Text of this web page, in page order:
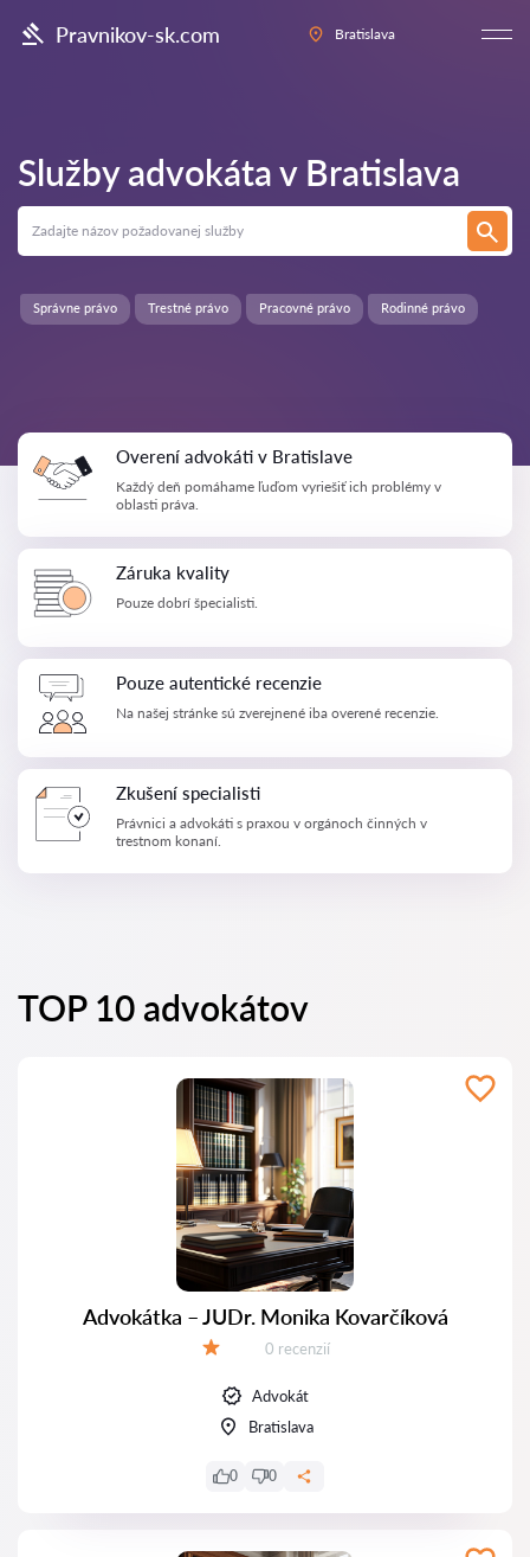
Pravnikov-sk.com Bratislava
Služby advokáta v Bratislava
Rodinné právo
Správne právo Trestné právo Pracovné právo
Overení advokáti v Bratislave
Každý deň pomáhame ľuďom vyriešiť ich problémy v
oblasti práva.
Záruka kvality
Pouze dobrí špecialisti.
Pouze autentické recenzie
Na našej stránke sú zverejnené iba overené recenzie.
Zkušení specialisti
Právnici a advokáti s praxou v orgánoch činných v
trestnom konaní.
TOP 10 advokátov
Advokátka – JUDr. Monika Kovarčíková
Recenzií:
0 recenzií
Advokát
Bratislava
0 0